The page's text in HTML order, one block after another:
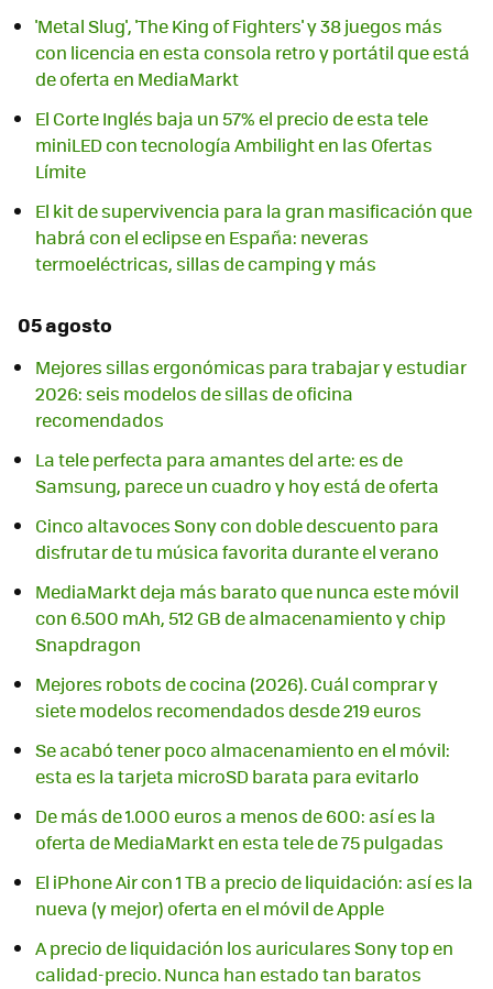
'Metal Slug', 'The King of Fighters' y 38 juegos más
con licencia en esta consola retro y portátil que está
de oferta en MediaMarkt
El Corte Inglés baja un 57% el precio de esta tele
miniLED con tecnología Ambilight en las Ofertas
Límite
El kit de supervivencia para la gran masificación que
habrá con el eclipse en España: neveras
termoeléctricas, sillas de camping y más
05 agosto
Mejores sillas ergonómicas para trabajar y estudiar
2026: seis modelos de sillas de oficina
recomendados
La tele perfecta para amantes del arte: es de
Samsung, parece un cuadro y hoy está de oferta
Cinco altavoces Sony con doble descuento para
disfrutar de tu música favorita durante el verano
MediaMarkt deja más barato que nunca este móvil
con 6.500 mAh, 512 GB de almacenamiento y chip
Snapdragon
Mejores robots de cocina (2026). Cuál comprar y
siete modelos recomendados desde 219 euros
Se acabó tener poco almacenamiento en el móvil:
esta es la tarjeta microSD barata para evitarlo
De más de 1.000 euros a menos de 600: así es la
oferta de MediaMarkt en esta tele de 75 pulgadas
El iPhone Air con 1 TB a precio de liquidación: así es la
nueva (y mejor) oferta en el móvil de Apple
A precio de liquidación los auriculares Sony top en
calidad-precio. Nunca han estado tan baratos